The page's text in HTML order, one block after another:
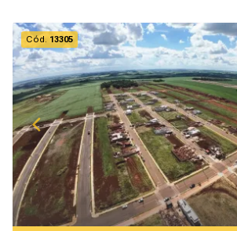
Cód. 13305